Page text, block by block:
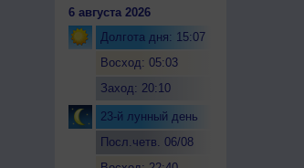
6 августа 2026
Долгота дня: 15:07
Восход: 05:03
Заход: 20:10
23-й лунный день
Посл.четв. 06/08